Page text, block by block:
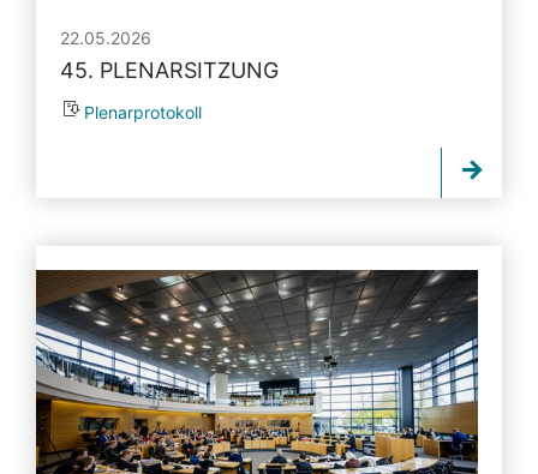
22.05.2026
45. PLENARSITZUNG
Plenarprotokoll